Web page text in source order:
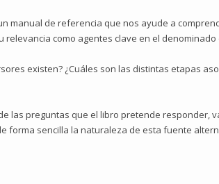
manual de referencia que nos ayude a
relevancia como agentes clave en el
existen? ¿Cuáles son las distintas etapas
las preguntas que el libro pretende responder,
forma sencilla la naturaleza de esta fuente